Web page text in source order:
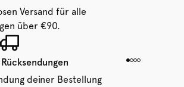
Versand für alle
über €90.
deiner Bestellung